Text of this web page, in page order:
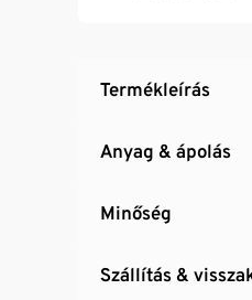
Termékleírás
Anyag & ápolás
Minőség
Szállítás &